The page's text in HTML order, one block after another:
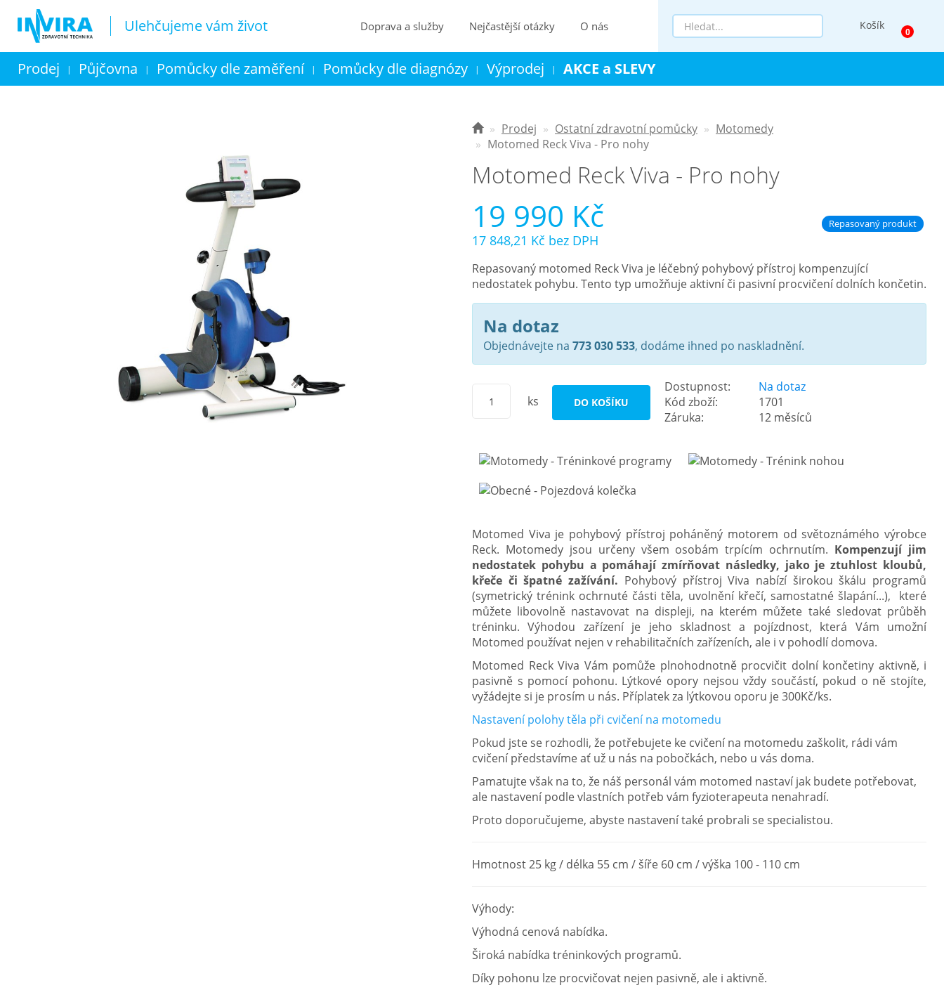
Ulehčujeme vám život Doprava a služby Nejčastější otázky O nás
Kontakt Košík
Košík
Prodej | Půjčovna | Pomůcky dle zaměření | Pomůcky dle diagnózy | Výprodej | AKCE a SLEVY
Prodej Ostatní zdravotní pomůcky
Motomedy
Motomed Reck Viva - Pro nohy
Motomed Reck Viva - Pro nohy
19 990 Kč
17 848,21 Kč bez DPH
Repasovaný produkt
Repasovaný motomed Reck Viva je léčebný pohybový přístroj kompenzující
nedostatek pohybu. Tento typ umožňuje aktivní či pasivní procvičení dolních končetin.
Na dotaz
Objednávejte na 773 030 533, dodáme ihned po naskladnění.
ks DO KOŠÍKU
Dostupnost:
Na dotaz
Kód zboží:
1701
Záruka:
12 měsíců
Motomed Viva je pohybový přístroj poháněný motorem od světoznámého výrobce
Reck. Motomedy jsou určeny všem osobám trpícím ochrnutím. Kompenzují jim
nedostatek pohybu a pomáhají zmírňovat následky, jako je ztuhlost kloubů,
křeče či špatné zažívání. Pohybový přístroj Viva nabízí širokou škálu programů
(symetrický trénink ochrnuté části těla, uvolnění křečí, samostatné šlapání...), které
můžete libovolně nastavovat na displeji, na kterém můžete také sledovat průběh
tréninku.Výhodou zařízení je jeho skladnost a pojízdnost, která Vám umožní
Motomed používat nejen v rehabilitačních zařízeních, ale i v pohodlí domova.
Motomed Reck Viva Vám pomůže plnohodnotně procvičit dolní končetiny aktivně, i
pasivně s pomocí pohonu. Lýtkové opory nejsou vždy součástí, pokud o ně stojíte,
vyžádejte si je prosím u nás. Příplatek za lýtkovou oporu je 300Kč/ks.
Nastavení polohy těla při cvičení na motomedu
Pokud jste se rozhodli, že potřebujete ke cvičení na motomedu zaškolit, rádi vám
cvičení představíme ať už u nás na pobočkách, nebo u vás doma.
Pamatujte však na to, že náš personál vám motomed nastaví jak budete potřebovat,
ale nastavení podle vlastních potřeb vám fyzioterapeuta nenahradí.
Proto doporučujeme, abyste nastavení také probrali se specialistou.
Hmotnost 25 kg / délka 55 cm / šíře 60 cm / výška 100 - 110 cm
Výhody:
Výhodná cenová nabídka.
Široká nabídka tréninkových programů.
Díky pohonu lze procvičovat nejen pasivně, ale i aktivně.